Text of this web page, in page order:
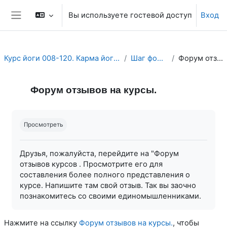
Перейти к основному содержанию
Боковая панель
Вы используете гостевой доступ Вход
Курс йоги 008-120. Карма йога. Йога Действия.Йога и Работа Шаг форума отзывов. Форум отзывов на курсы.
Форум отзывов на курсы.
Просмотреть
Друзья, пожалуйста, перейдите на "Форум
отзывов курсов . Просмотрите его для
составления более полного представления о
курсе. Напишите там свой отзыв. Так вы заочно
познакомитесь со своими единомышленниками.
Нажмите на ссылку Форум отзывов на курсы., чтобы